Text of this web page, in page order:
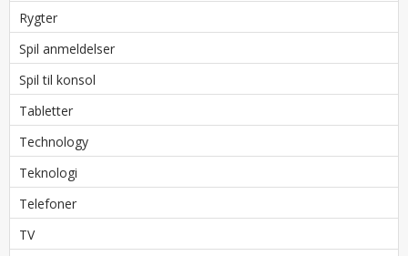
Rygter
Spil anmeldelser
Spil til konsol
Tabletter
Technology
Teknologi
Telefoner
TV